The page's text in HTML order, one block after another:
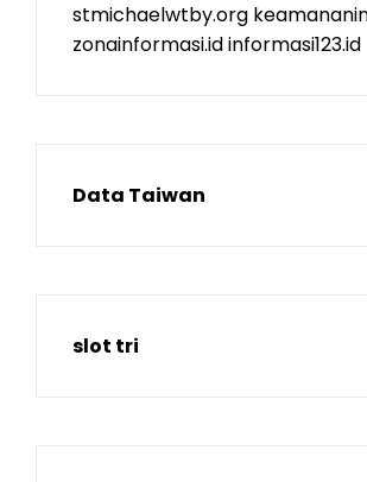
stmichaelwtby.org
zonainformasi.idinformasi123.id
Data Taiwan
slot tri